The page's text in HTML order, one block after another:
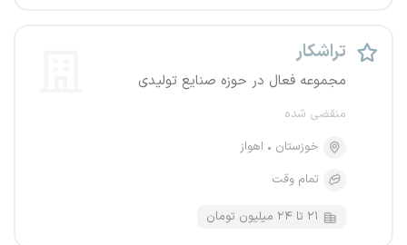
تراشکار
مجموعه فعال در حوزه صنایع تولیدی
منقضی شده
خوزستان
اهواز
تمام وقت
۲۱ تا ۲۴ میلیون تومان